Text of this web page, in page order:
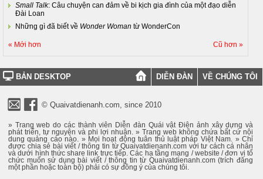
Small Talk: Câu chuyện can đảm về bi kịch gia đình của một đạo diễn
Đài Loan
Những gì đã biết về Wonder Woman từ WonderCon
« Mới hơn Cũ hơn »
BẢN DESKTOP DIỄN ĐÀN VỀ CHÚNG TÔI
© Quaivatdienanh.com, since 2010
» Trang web do các thành viên Diễn đàn Quái vật Điện ảnh xây dựng và
phát triển, tự nguyện và phi lợi nhuận. » Trang web không chứa bất cứ nội
dung quảng cáo nào. » Mọi hoạt động tuân thủ luật pháp Việt Nam. » Chỉ
được chia sẻ bài viết / thông tin từ Quaivatdienanh.com với tư cách cá nhân
và dưới hình thức share link trực tiếp. Các hạ tầng mạng / website / đơn vị tổ
chức muốn sử dụng bài viết / thông tin từ Quaivatdienanh.com (trích đăng
một phần hoặc toàn bộ) phải có sự đồng ý của chúng tôi.